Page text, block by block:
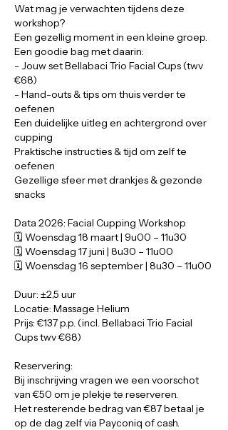
Wat mag je verwachten tijdens deze
workshop?
Een gezellig moment in een kleine groep.
Een goodie bag met daarin:
- Jouw set Bellabaci Trio Facial Cups (twv
€68)
- Hand-outs & tips om thuis verder te
oefenen
Een duidelijke uitleg en achtergrond over
cupping
Praktische instructies & tijd om zelf te
oefenen
Gezellige sfeer met drankjes & gezonde
snacks
Data 2026: Facial Cupping Workshop
🗓️ Woensdag 18 maart | 9u00 – 11u30
🗓️ Woensdag 17 juni | 8u30 – 11u00
🗓️ Woensdag 16 september | 8u30 – 11u00
Duur: ±2,5 uur
Locatie: Massage Helium
Prijs: €137 p.p. (incl. Bellabaci Trio Facial
Cups twv €68)
Reservering:
Bij inschrijving vragen we een voorschot
van €50 om je plekje te reserveren.
Het resterende bedrag van €87 betaal je
op de dag zelf via Payconiq of cash.